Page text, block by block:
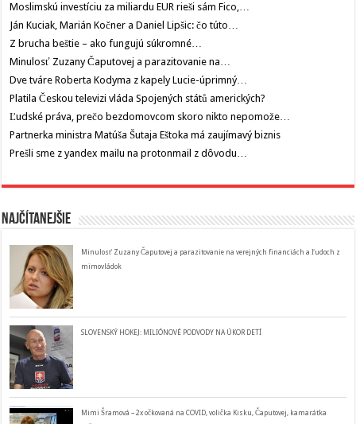
Moslimskú investíciu za miliardu EUR rieši sám Fico,…
Ján Kuciak, Marián Kočner a Daniel Lipšic: čo túto…
Z brucha beštie – ako fungujú súkromné…
Minulosť Zuzany Čaputovej a parazitovanie na…
Dve tváre Roberta Kodyma z kapely Lucie-úprimný…
Platila Českou televizi vláda Spojených států amerických?
Ľudské práva, prečo bezdomovcom skoro nikto nepomože…
Partnerka ministra Matúša Šutaja Eštoka má zaujímavý biznis
Prešli sme z yandex mailu na protonmail z dôvodu…
Najčítanejšie
Minulosť Zuzany Čaputovej a parazitovanie na verejných financiách a ľudoch z
mimovládok
SLOVENSKÝ HOKEJ: MILIÓNOVÉ PODVODY NA ÚKOR DETÍ
Mimi Šramová – 2x očkovaná na COVID, volička Kisku, Čaputovej, kamarátka